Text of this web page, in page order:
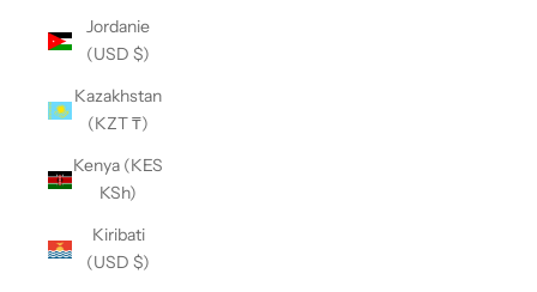
Jordanie
(USD $)
Kazakhstan
(KZT ₸)
Kenya (KES
KSh)
Kiribati
(USD $)